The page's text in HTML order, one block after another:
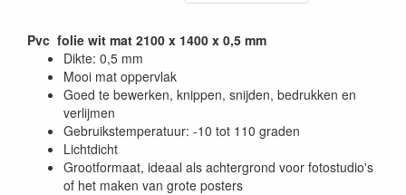
Pvc folie wit mat 2100 x 1400 x 0,5 mm
Dikte: 0,5 mm
Mooi mat oppervlak
Goed te bewerken, knippen, snijden, bedrukken en
verlijmen
Gebruikstemperatuur: -10 tot 110 graden
Lichtdicht
Grootformaat, ideaal als achtergrond voor fotostudio's
of het maken van grote posters